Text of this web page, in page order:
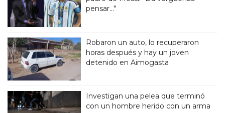
pensar..."
Robaron un auto, lo recuperaron
horas después y hay un joven
detenido en Aimogasta
Investigan una pelea que terminó
con un hombre herido con un arma